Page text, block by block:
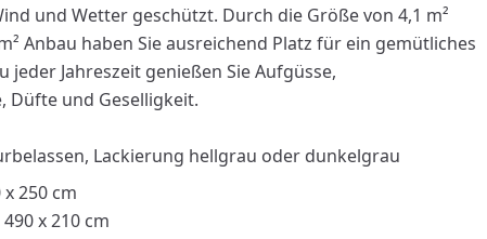
und Wetter geschützt. Durch die Größe von 4,1 m²
Anbau haben Sie ausreichend Platz für ein gemütliches
jeder Jahreszeit genießen Sie Aufgüsse,
Düfte und Geselligkeit.
Lackierung hellgrau oder dunkelgrau
250 cm
x 210 cm